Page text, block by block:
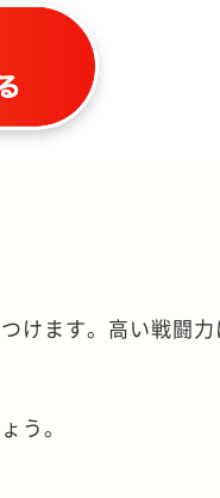
けます。高い戦闘
う。